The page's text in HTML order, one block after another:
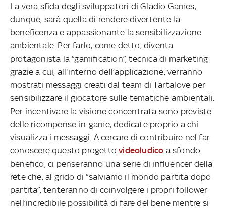
La vera sfida degli sviluppatori di Gladio Games,
dunque, sarà quella di rendere divertente la
beneficenza e appassionante la sensibilizzazione
ambientale. Per farlo, come detto, diventa
protagonista la “gamification”, tecnica di marketing
grazie a cui, all'interno dell’applicazione, verranno
mostrati messaggi creati dal team di Tartalove per
sensibilizzare il giocatore sulle tematiche ambientali.
Per incentivare la visione concentrata sono previste
delle ricompense in-game, dedicate proprio a chi
visualizza i messaggi. A cercare di contribuire nel far
conoscere questo progettovideoludico a sfondo
benefico, ci penseranno una serie di influencer della
rete che, al grido di “salviamo il mondo partita dopo
partita”, tenteranno di coinvolgere i propri follower
nell’incredibile possibilità di fare del bene mentre si